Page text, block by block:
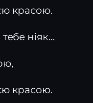
красою.
ніяк…
красою.